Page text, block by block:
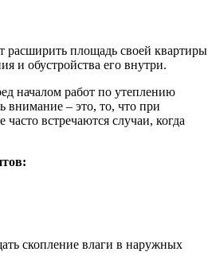
расширить площадь своей квартиры
и обустройства его внутри.
началом работ по утеплению
внимание – это, то, что при
встречаются случаи, когда
скопление влаги в наружных